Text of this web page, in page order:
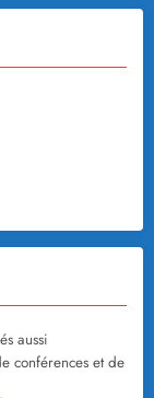
aussi
conférences et de